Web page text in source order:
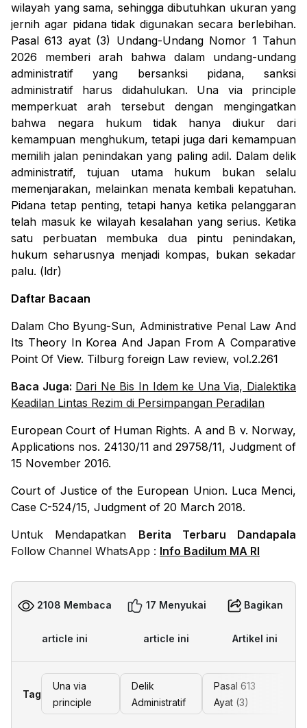
wilayah yang sama, sehingga dibutuhkan ukuran yang
jernih agar pidana tidak digunakan secara berlebihan.
Pasal 613 ayat (3) Undang-Undang Nomor 1 Tahun
2026 memberi arah bahwa dalam undang-undang
administratif yang bersanksi pidana, sanksi
administratif harus didahulukan. Una via principle
memperkuat arah tersebut dengan mengingatkan
bahwa negara hukum tidak hanya diukur dari
kemampuan menghukum, tetapi juga dari kemampuan
memilih jalan penindakan yang paling adil. Dalam delik
administratif, tujuan utama hukum bukan selalu
memenjarakan, melainkan menata kembali kepatuhan.
Pidana tetap penting, tetapi hanya ketika pelanggaran
telah masuk ke wilayah kesalahan yang serius. Ketika
satu perbuatan membuka dua pintu penindakan,
hukum seharusnya menjadi kompas, bukan sekadar
palu. (ldr)
Daftar Bacaan
Dalam Cho Byung-Sun, Administrative Penal Law And
Its Theory In Korea And Japan From A Comparative
Point Of View. Tilburg foreign Law review, vol.2.261
Baca Juga: Dari Ne Bis In Idem ke Una Via, Dialektika
Keadilan Lintas Rezim di Persimpangan Peradilan
European Court of Human Rights. A and B v. Norway,
Applications nos. 24130/11 and 29758/11, Judgment of
15 November 2016.
Court of Justice of the European Union. Luca Menci,
Case C-524/15, Judgment of 20 March 2018.
Untuk Mendapatkan Berita Terbaru Dandapala
Follow Channel WhatsApp : Info Badilum MA RI
2108 Membaca
article ini
17 Menyukai
article ini
Bagikan
Artikel ini
Tag
Una via
principle
Delik
Administratif
Pasal 613
Ayat (3)